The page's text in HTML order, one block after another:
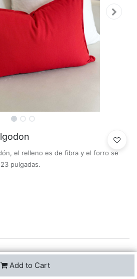
el relleno es de fibra y el forro se
pulgadas.
Add to Cart